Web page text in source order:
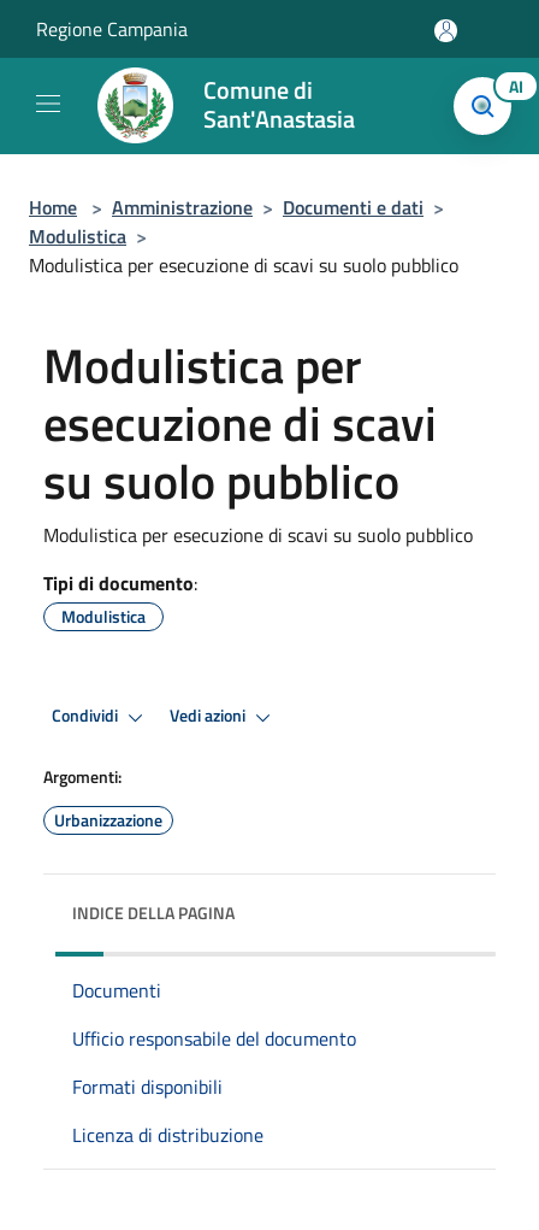
Regione Campania
Comune di
Sant'Anastasia
AI
Home > Amministrazione > Documenti e dati >
Modulistica >
Modulistica per esecuzione di scavi su suolo pubblico
Modulistica per
esecuzione di scavi
su suolo pubblico
Modulistica per esecuzione di scavi su suolo pubblico
Tipi di documento:
Modulistica
Condividi Vedi azioni
Argomenti:
Urbanizzazione
INDICE DELLA PAGINA
Documenti
Ufficio responsabile del documento
Formati disponibili
Licenza di distribuzione